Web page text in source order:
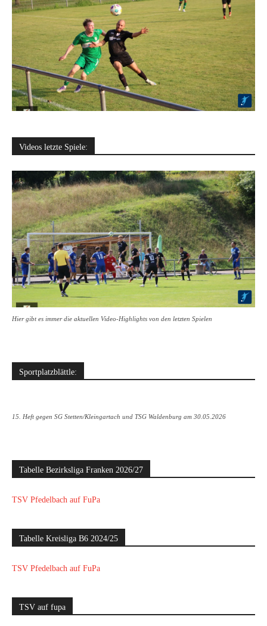
Videos letzte Spiele:
Hier gibt es immer die aktuellen Video-Highlights von den letzten Spielen
Sportplatzblättle:
15. Heft gegen SG Stetten/Kleingartach und TSG Waldenburg am 30.05.2026
Tabelle Bezirksliga Franken 2026/27
TSV Pfedelbach auf FuPa
Tabelle Kreisliga B6 2024/25
TSV Pfedelbach auf FuPa
TSV auf fupa